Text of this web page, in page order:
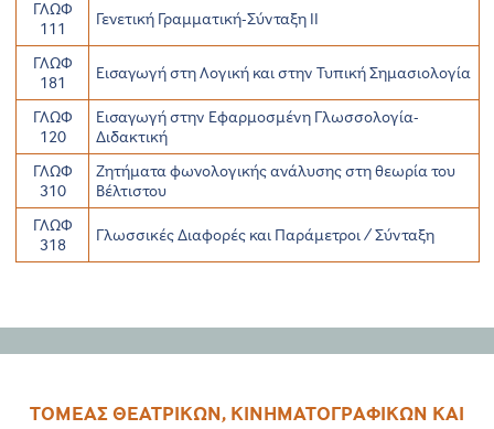
ΓΛΩΦ
111
Γενετική Γραμματική-Σύνταξη ΙΙ
ΓΛΩΦ
181
Εισαγωγή στη Λογική και στην Τυπική Σημασιολογία
ΓΛΩΦ
120
Εισαγωγή στην Εφαρμοσμένη Γλωσσολογία-
Διδακτική
ΓΛΩΦ
310
Ζητήματα φωνολογικής ανάλυσης στη θεωρία του
Βέλτιστου
ΓΛΩΦ
318
Γλωσσικές Διαφορές και Παράμετροι / Σύνταξη
ΤΟΜΕΑΣ ΘΕΑΤΡΙΚΩΝ, ΚΙΝΗΜΑΤΟΓΡΑΦΙΚΩΝ ΚΑΙ